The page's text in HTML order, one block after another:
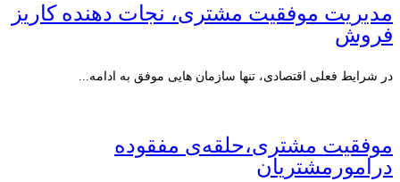
مدیریت موفقیت مشتری، نجات دهنده کاریز
فروش
در شرایط فعلی اقتصادی، تنها سازمان هایی موفق به ادامه...
موفقیت مشتری،حلقه‌ی مفقوده
درامورمشتریان